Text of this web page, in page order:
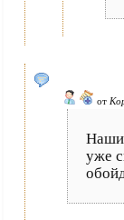
от
Наши
уже